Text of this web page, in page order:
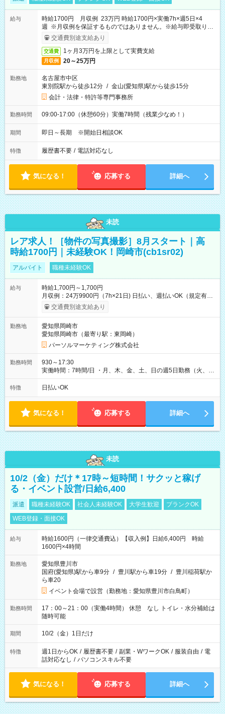
給与
時給1700円 月収例 23万円 時給1700円×実働7h×週5日×4
週 ※月収例を保証するものではありません。※給与即受取りサ
ービス利用可（利用条件有）
交通費別途支給あり
交通費 1ヶ月3万円を上限として実費支給
月収例 20～25万円
勤務地
名古屋市中区
東別院駅から徒歩12分 / 金山(愛知県)駅から徒歩15分
会計・法律・特許等専門事務所
勤務時間 09:00-17:00（休憩60分）実働7時間（残業少なめ！）
期間 即日～長期 ※開始日相談OK
特徴 履歴書不要 / 電話対応なし
気になる！ 応募する 詳細へ
未読
レア求人！［物件の写真撮影］8月スタート｜高
時給1700円｜未経験OK！岡崎市(cb1sr02)
アルバイト 職種未経験OK
給与
時給1,700円～1,700円
月収例：24万9900円（7h×21日) 日払い、週払いOK（規定有
り） 【試用期間】試用期間なし
交通費別途支給あり
勤務地
愛知県岡崎市
愛知県岡崎市（最寄り駅：東岡崎）
パーソルマーケティング株式会社
勤務時間
930～17:30
実働時間：7時間/日 ・月、木、金、土、日の週5日勤務（火、水
は固定休です／夏季、年末年始等、長期休暇有り！） ・ワンシ
フト！ 残業ほぼナシ（0～5h/月）
特徴 日払いOK
気になる！ 応募する 詳細へ
未読
10/2（金）だけ＊17時～短時間！サクッと稼げ
る・イベント設営/日給6,400
派遣 職種未経験OK 社会人未経験OK 大学生歓迎
ブランクOK
WEB登録・面接OK
給与
時給1600円（一律交通費込）【収入例】日給6,400円 時給
1600円×4時間
勤務地
愛知県豊川市
国府(愛知県)駅から車9分 / 豊川駅から車19分 / 豊川稲荷駅か
ら車20
イベント会場で設営（勤務地：愛知県豊川市白鳥町）
勤務時間
17：00～21：00（実働4時間） 休憩 なし トイレ・水分補給は
随時可能
期間 10/2（金）1日だけ
特徴 週1日からOK / 履歴書不要 / 副業・WワークOK / 服装自由 / 電
話対応なし / パソコンスキル不要
気になる！ 応募する 詳細へ